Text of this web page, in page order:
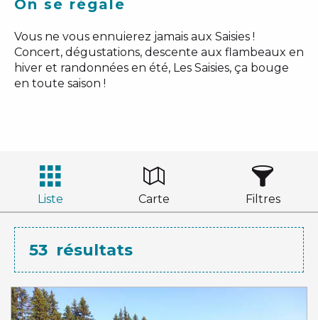
On se régale
Vous ne vous ennuierez jamais aux Saisies !
Concert, dégustations, descente aux flambeaux en
hiver et randonnées en été, Les Saisies, ça bouge
en toute saison !
Liste Carte Filtres
53 résultats